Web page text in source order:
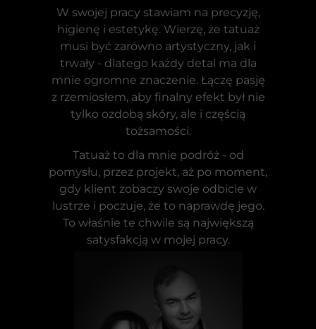
W swojej pracy stawiam na precyzję,
higienę i estetykę. Wierzę, że tatuaż
musi być zarówno artystyczny, jak i
trwały - dlatego każdy detal ma dla
mnie ogromne znaczenie. Łączę pasję
z rzemiosłem, aby finalny efekt był nie
tylko ozdobą skóry, ale i częścią
tożsamości.
Tatuaż to dla mnie podróż - od
pomysłu, przez projekt, aż po moment,
gdy klient zobaczy swoje odbicie w
lustrze i poczuje, że to naprawdę jego.
To właśnie te chwile są największą
satysfakcją w mojej pracy.